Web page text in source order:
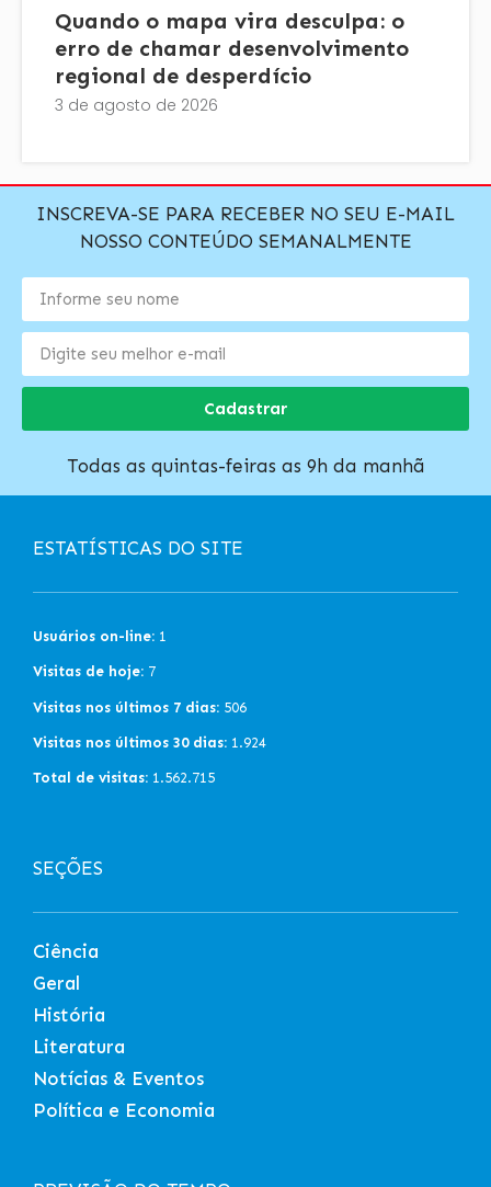
Quando o mapa vira desculpa: o
erro de chamar desenvolvimento
regional de desperdício
3 de agosto de 2026
INSCREVA-SE PARA RECEBER NO SEU E-MAIL
NOSSO CONTEÚDO SEMANALMENTE
Cadastrar
Todas as quintas-feiras as 9h da manhã
ESTATÍSTICAS DO SITE
Usuários on-line: 1
Visitas de hoje: 7
Visitas nos últimos 7 dias: 506
Visitas nos últimos 30 dias: 1.924
Total de visitas: 1.562.715
SEÇÕES
Ciência
Geral
História
Literatura
Notícias & Eventos
Política e Economia